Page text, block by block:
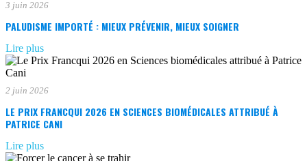
3 juin 2026
PALUDISME IMPORTÉ : MIEUX PRÉVENIR, MIEUX SOIGNER
Lire plus
2 juin 2026
LE PRIX FRANCQUI 2026 EN SCIENCES BIOMÉDICALES ATTRIBUÉ À
PATRICE CANI
Lire plus